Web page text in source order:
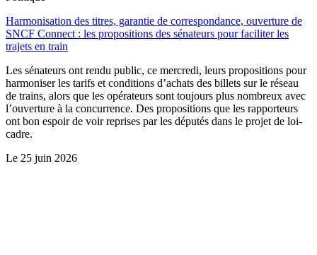
Harmonisation des titres, garantie de correspondance, ouverture de
SNCF Connect : les propositions des sénateurs pour faciliter les
trajets en train
Les sénateurs ont rendu public, ce mercredi, leurs propositions pour
harmoniser les tarifs et conditions d’achats des billets sur le réseau
de trains, alors que les opérateurs sont toujours plus nombreux avec
l’ouverture à la concurrence. Des propositions que les rapporteurs
ont bon espoir de voir reprises par les députés dans le projet de loi-
cadre.
Le 25 juin 2026